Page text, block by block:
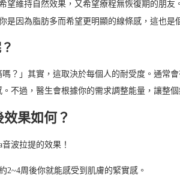
望維持自然效果，又希望療程無恢復期的朋友。
是因為脂肪多而希望更明顯的線條感，這也是
？」其實，這取決於每個人的耐受度。通常
。不過，醫生會根據你的需求調整能量，讓整個
果如何？
波拉提的效果！
2~4周後你就能感受到肌膚的緊實感。